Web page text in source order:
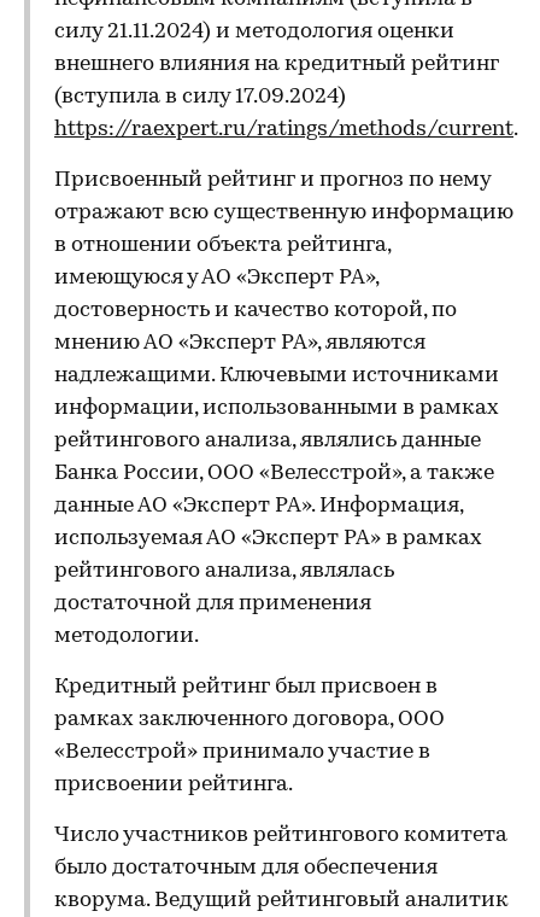
силу 21.11.2024) и методология оценки
внешнего влияния на кредитный рейтинг
(вступила в силу 17.09.2024)
https://raexpert.ru/ratings/methods/current.
Присвоенный рейтинг и прогноз по нему
отражают всю существенную информацию
в отношении объекта рейтинга,
имеющуюся у АО «Эксперт РА»,
достоверность и качество которой, по
мнению АО «Эксперт РА», являются
надлежащими. Ключевыми источниками
информации, использованными в рамках
рейтингового анализа, являлись данные
Банка России, ООО «Велесстрой», а также
данные АО «Эксперт РА». Информация,
используемая АО «Эксперт РА» в рамках
рейтингового анализа, являлась
достаточной для применения
методологии.
Кредитный рейтинг был присвоен в
рамках заключенного договора, ООО
«Велесстрой» принимало участие в
присвоении рейтинга.
Число участников рейтингового комитета
было достаточным для обеспечения
кворума. Ведущий рейтинговый аналитик